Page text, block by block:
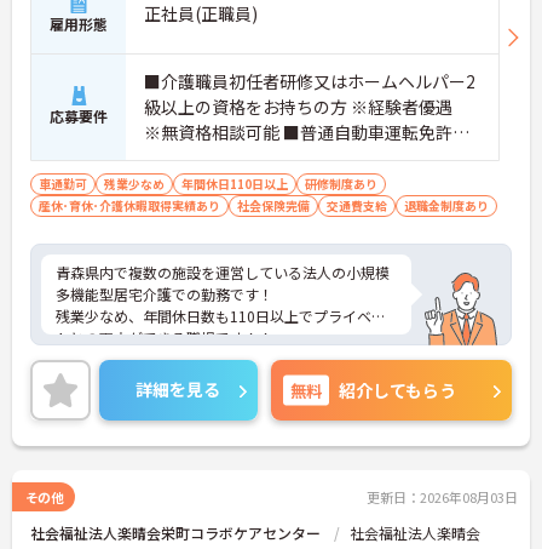
雇用形態 正社員(正職員)
応募要件
■介護職員初任者研修又はホームヘルパー2
級以上の資格をお持ちの方 ※経験者優遇
※無資格相談可能 ■普通自動車運転免許（A
T限定可）
車通勤可 残業少なめ 年間休日110日以上
研修制度あり
産休･育休･介護休暇取得実績あり
社会保険完備 交通費支給 退職金制度あり
青森県内で複数の施設を運営している法人の小規模
多機能型居宅介護での勤務です！
残業少なめ、年間休日数も110日以上でプライベー
トとの両立ができる職場です！！
面接のポイントなど、さらに詳細をお話致しますの
でお気軽にご相談ください。
詳細を見る 無料 紹介してもらう
その他 更新日：2026年08月03日
社会福祉法人楽晴会栄町コラボケアセンター 社会福祉法人楽晴会